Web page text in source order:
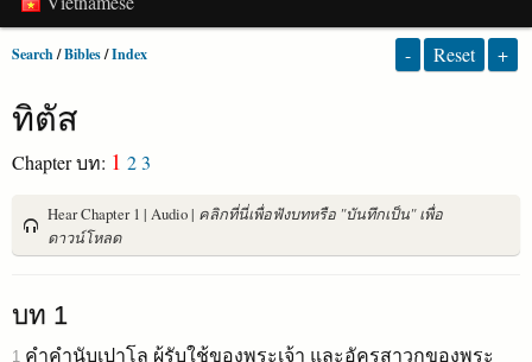
Search/Bibles/Index - Reset +
ทิตัส
Chapter บท: 1 23
Hear Chapter 1 | Audio | คลิกที่นี่เพื่อฟังบทหรือ "บันทึกเป็น" เพื่อ
ดาวน์โหลด
บท 1
1 คำคำนับเปาโล ผู้รับใช้ของพระเจ้า และอัครสาวกของพระ